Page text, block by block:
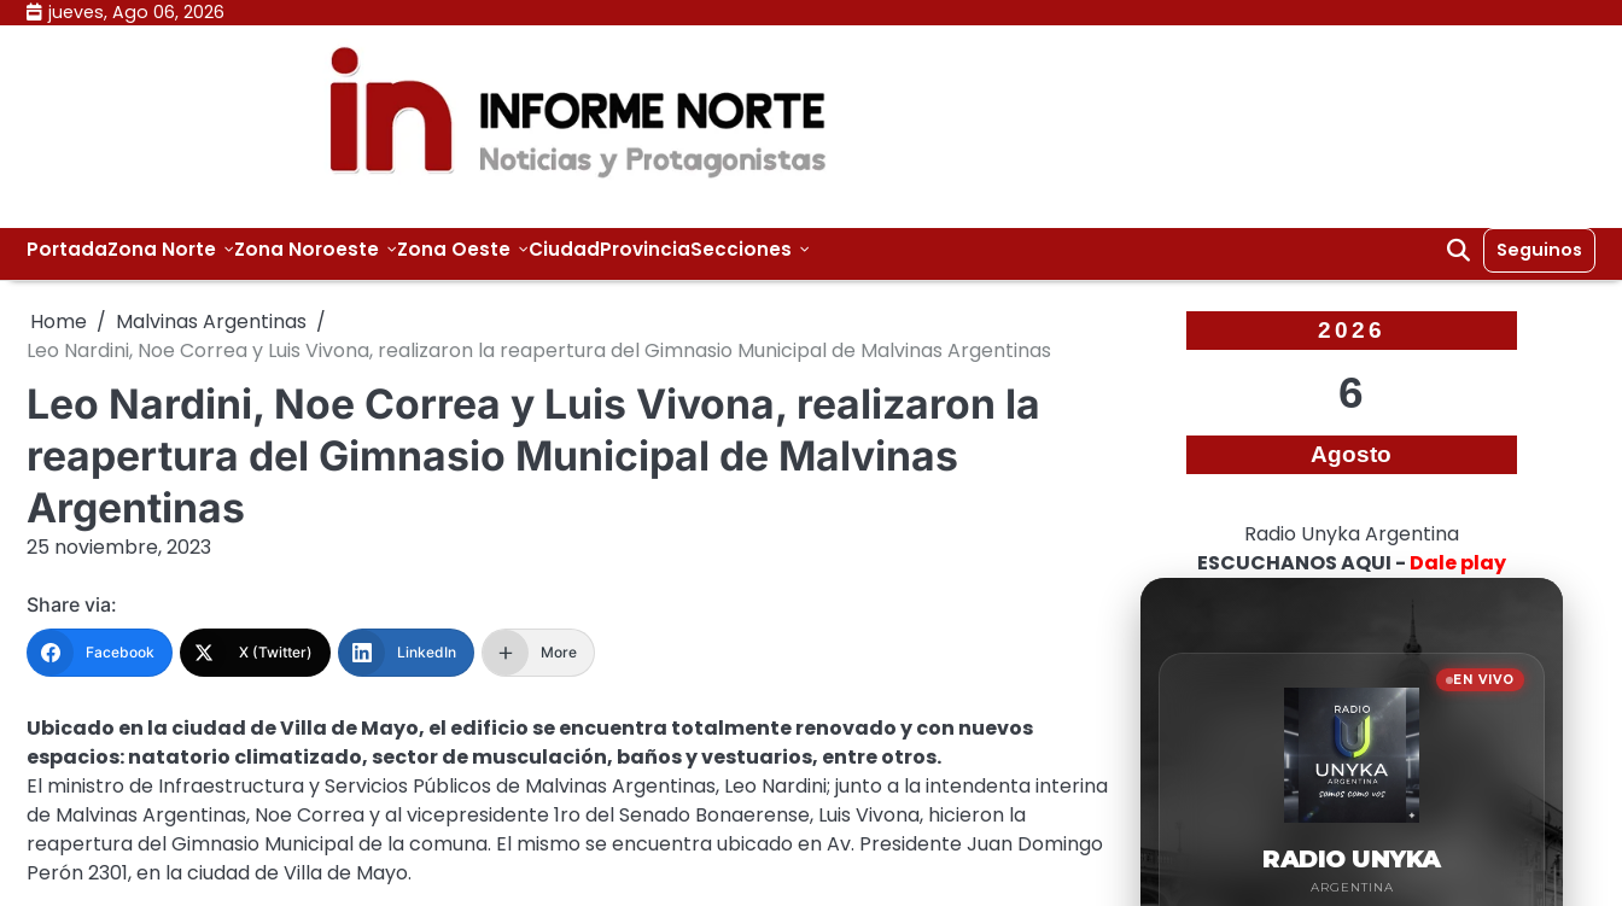
Skip jueves, Ago 06, 2026
PortadaZona Norte Zona Noroeste Zona Oeste CiudadProvinciaSecciones Seguinos
Home
Malvinas Argentinas
Leo Nardini, Noe Correa y Luis Vivona, realizaron la reapertura del Gimnasio Municipal de Malvinas Argentinas
Leo Nardini, Noe Correa y Luis Vivona, realizaron la
reapertura del Gimnasio Municipal de Malvinas
Argentinas
25 noviembre, 2023
Share via:
Facebook X (Twitter) LinkedIn More
Ubicado en la ciudad de Villa de Mayo, el edificio se encuentra totalmente renovado y con nuevos
espacios: natatorio climatizado, sector de musculación, baños y vestuarios, entre otros.
El ministro de Infraestructura y Servicios Públicos de Malvinas Argentinas, Leo Nardini; junto a la intendenta interina
de Malvinas Argentinas, Noe Correa y al vicepresidente 1ro del Senado Bonaerense, Luis Vivona, hicieron la
reapertura del Gimnasio Municipal de la comuna. El mismo se encuentra ubicado en Av. Presidente Juan Domingo
Perón 2301, en la ciudad de Villa de Mayo.
2026
6
Agosto
Radio Unyka Argentina
ESCUCHANOS AQUI - Dale play